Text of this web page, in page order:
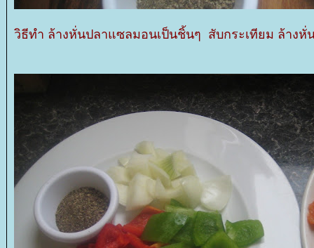
วิธีทำ ล้างหั่นปลาแซลมอนเป็นชิ้นๆ สับกระเทียม ล้าง